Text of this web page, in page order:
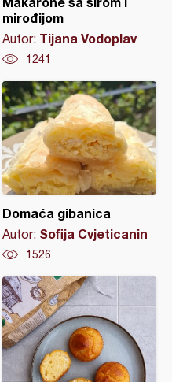
mirođijom
Autor: Tijana Vodoplav
1241
Domaća gibanica
Autor: Sofija Cvjeticanin
1526